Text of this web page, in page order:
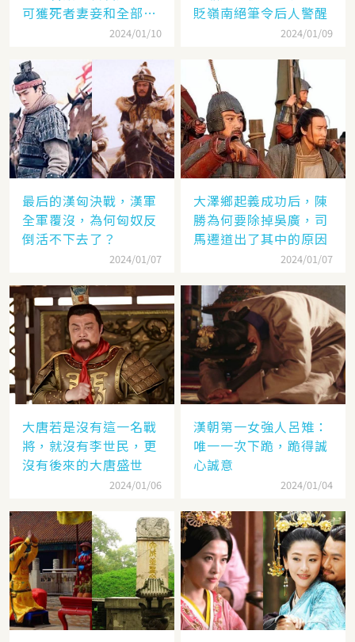
可獲死者妻妾和全部牲
2024/01/10
貶嶺南絕筆令后人警醒
2024/01/09
最后的漢匈決戰，漢軍
全軍覆沒，為何匈奴反
倒活不下去了？
2024/01/07
大澤鄉起義成功后，陳
勝為何要除掉吳廣，司
馬遷道出了其中的原因
2024/01/07
大唐若是沒有這一名戰
將，就沒有李世民，更
沒有後來的大唐盛世
2024/01/06
漢朝第一女強人呂雉：
唯一一次下跪，跪得誠
心誠意
2024/01/04